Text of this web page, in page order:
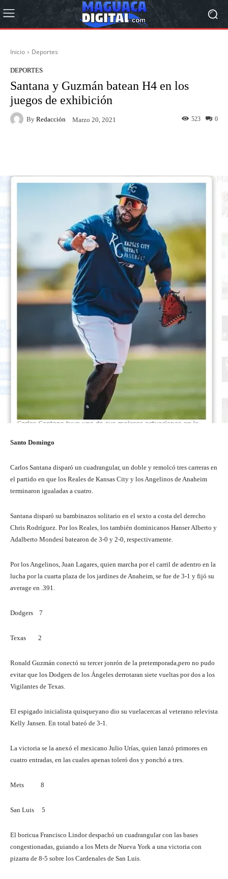
Inicio Deportes
DEPORTES
Santana y Guzmán batean H4 en los
juegos de exhibición
By Redacción Marzo 20, 2021 0
523
Santo Domingo
Carlos Santana disparó un cuadrangular, un doble y remolcó tres carreras en
el partido en que los Reales de Kansas City y los Angelinos de Anaheim
terminaron igualadas a cuatro.
Santana disparó su bambinazos solitario en el sexto a costa del derecho
Chris Rodríguez. Por los Reales, los también dominicanos Hanser Alberto y
Adalberto Mondesí batearon de 3-0 y 2-0, respectivamente.
Por los Angelinos, Juan Lagares, quien marcha por el carril de adentro en la
lucha por la cuarta plaza de los jardines de Anaheim, se fue de 3-1 y fijó su
average en .391.
Dodgers 7
Texas 2
Ronald Guzmán conectó su tercer jonrón de la pretemporada,pero no pudo
evitar que los Dodgers de los Ángeles derrotaran siete vueltas por dos a los
Vigilantes de Texas.
El espigado inicialista quisqueyano dio su vuelacercas al veterano relevista
Kelly Jansen. En total bateó de 3-1.
La victoria se la anexó el mexicano Julio Urías, quien lanzó primores en
cuatro entradas, en las cuales apenas toleró dos y ponchó a tres.
Mets 8
San Luis 5
El boricua Francisco Lindor despachó un cuadrangular con las bases
congestionadas, guiando a los Mets de Nueva York a una victoria con
pizarra de 8-5 sobre los Cardenales de San Luis.